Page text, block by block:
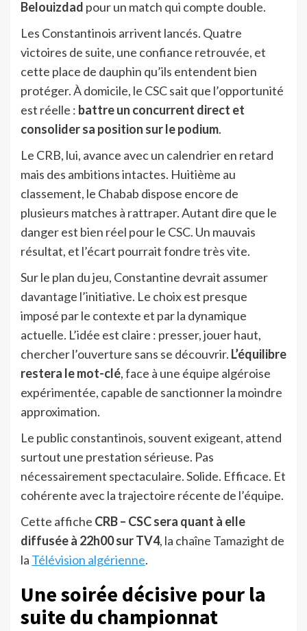
Belouizdad pour un match qui compte double.
Les Constantinois arrivent lancés. Quatre
victoires de suite, une confiance retrouvée, et
cette place de dauphin qu’ils entendent bien
protéger. À domicile, le CSC sait que l’opportunité
est réelle : battre un concurrent direct et
consolider sa position sur le podium.
Le CRB, lui, avance avec un calendrier en retard
mais des ambitions intactes. Huitième au
classement, le Chabab dispose encore de
plusieurs matches à rattraper. Autant dire que le
danger est bien réel pour le CSC. Un mauvais
résultat, et l’écart pourrait fondre très vite.
Sur le plan du jeu, Constantine devrait assumer
davantage l’initiative. Le choix est presque
imposé par le contexte et par la dynamique
actuelle. L’idée est claire : presser, jouer haut,
chercher l’ouverture sans se découvrir. L’équilibre
restera le mot-clé, face à une équipe algéroise
expérimentée, capable de sanctionner la moindre
approximation.
Le public constantinois, souvent exigeant, attend
surtout une prestation sérieuse. Pas
nécessairement spectaculaire. Solide. Efficace. Et
cohérente avec la trajectoire récente de l’équipe.
Cette affiche CRB – CSC sera quant à elle
diffusée à 22h00 sur TV4, la chaîne Tamazight de
la Télévision algérienne.
Une soirée décisive pour la
suite du championnat